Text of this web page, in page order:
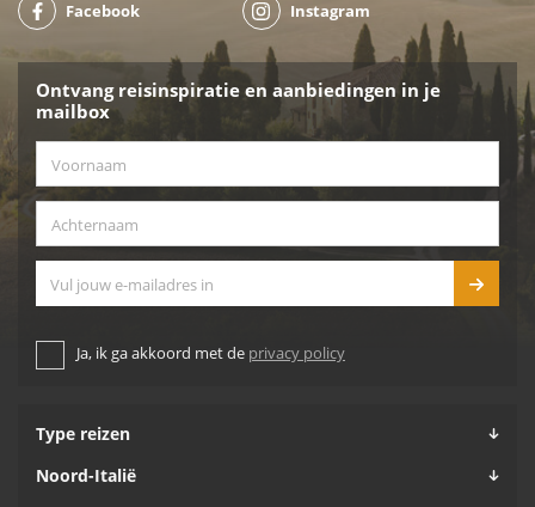
Facebook Instagram
Ontvang reisinspiratie en aanbiedingen in je
mailbox
Ja, ik ga akkoord met de privacy policy
Type reizen
Noord-Italië